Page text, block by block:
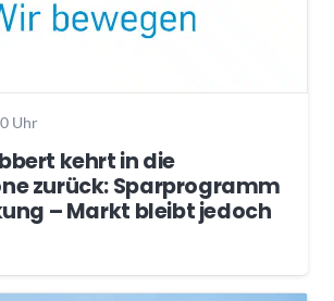
Uhr
kehrt in die
zurück: Sparprogramm
– Markt bleibt jedoch